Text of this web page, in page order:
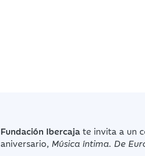
Fundación Ibercaja te invita a un
aniversario, Música íntima. De